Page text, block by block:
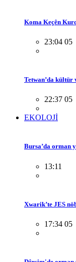
Koma Keçên
23:04 05
Tetwan’da kültür
22:37 05
EKOLOJİ
Bursa’da orman
13:11
Xwarik’te JES
17:34 05